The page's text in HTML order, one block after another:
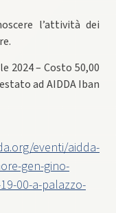
l’attività dei
2024 – Costo 50,00
ad AIDDA Iban
eventi/aidda-
gen-gino-
00-a-palazzo-